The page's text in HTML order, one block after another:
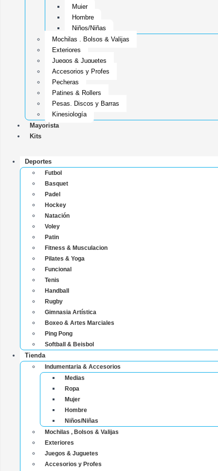
Mujer
Hombre
Niños/Niñas
Mochilas , Bolsos & Valijas
Exteriores
Juegos & Juguetes
Accesorios y Profes
Pecheras
Patines & Rollers
Pesas, Discos y Barras
Kinesiología
Mayorista
Kits
Deportes
Futbol
Basquet
Padel
Hockey
Natación
Voley
Patin
Fitness & Musculacion
Pilates & Yoga
Funcional
Tenis
Handball
Rugby
Gimnasia Artística
Boxeo & Artes Marciales
Ping Pong
Softball & Beisbol
Tienda
Indumentaria & Accesorios
Medias
Ropa
Mujer
Hombre
Niños/Niñas
Mochilas , Bolsos & Valijas
Exteriores
Juegos & Juguetes
Accesorios y Profes